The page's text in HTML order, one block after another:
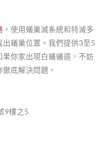
，使用蟻巢滅系統和特滅多
蟻巢位置。我們提供3至5
你家出現白蟻蟻道，不妨
底解決問題。
9樓之5